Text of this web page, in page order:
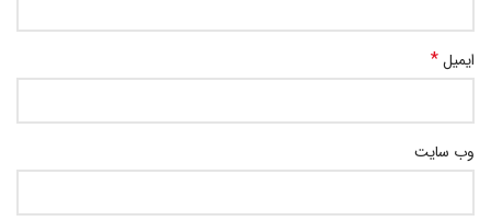
ایمیل*
وب‌ سایت